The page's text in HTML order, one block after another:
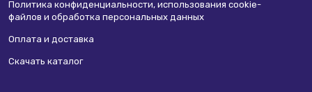
Политика конфиденциальности, использования сookie-
файлов и обработка персональных данных
Оплата и доставка
Скачать каталог